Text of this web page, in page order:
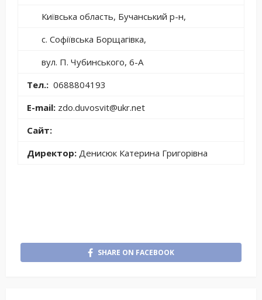
Київська область, Бучанський р-н,
с. Софіївська Борщагівка,
вул. П. Чубинського, 6-А
Тел.: 0688804193
E-mail: zdo.duvosvit@ukr.net
Сайт:
Директор: Денисюк Катерина Григорівна
SHARE ON FACEBOOK